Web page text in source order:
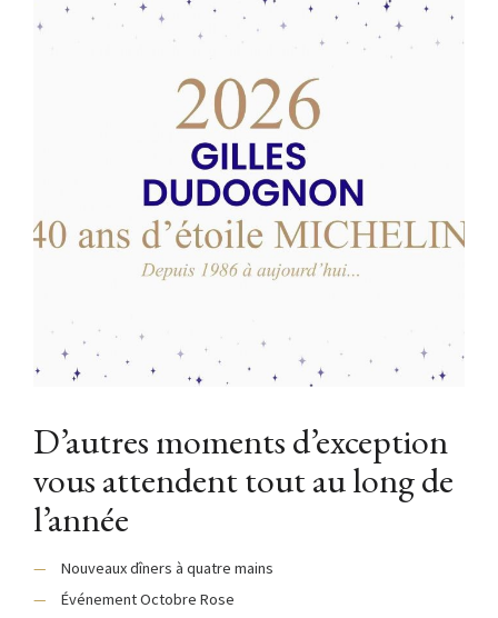
D’autres moments d’exception
vous attendent tout au long de
l’année
Nouveaux dîners à quatre mains
Événement Octobre Rose